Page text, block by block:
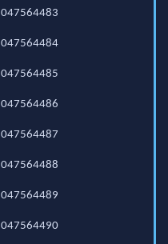
047564483
047564484
047564485
047564486
047564487
047564488
047564489
047564490